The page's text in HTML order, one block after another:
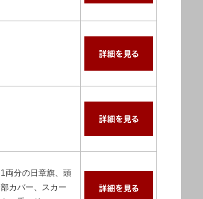
1両分の日章旗、頭
部カバー、スカー